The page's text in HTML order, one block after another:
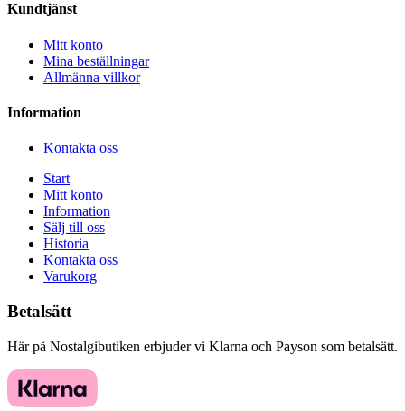
Kundtjänst
Mitt konto
Mina beställningar
Allmänna villkor
Information
Kontakta oss
Start
Mitt konto
Information
Sälj till oss
Historia
Kontakta oss
Varukorg
Betalsätt
Här på Nostalgibutiken erbjuder vi Klarna och Payson som betalsätt.